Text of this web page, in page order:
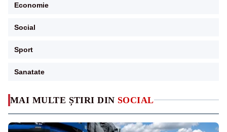
MAI MULTE ȘTIRI DIN SOCIAL
Economie
Social
Sport
Sanatate